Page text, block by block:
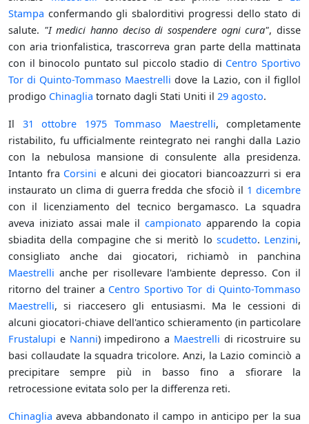
Stampa confermando gli sbalorditivi progressi dello stato di
salute. "I medici hanno deciso di sospendere ogni cura", disse
con aria trionfalistica, trascorreva gran parte della mattinata
con il binocolo puntato sul piccolo stadio di Centro Sportivo
Tor di Quinto-Tommaso Maestrelli dove la Lazio, con il figllol
prodigo Chinaglia tornato dagli Stati Uniti il 29 agosto.
Il 31 ottobre 1975 Tommaso Maestrelli, completamente
ristabilito, fu ufficialmente reintegrato nei ranghi dalla Lazio
con la nebulosa mansione di consulente alla presidenza.
Intanto fra Corsini e alcuni dei giocatori biancoazzurri si era
instaurato un clima di guerra fredda che sfociò il 1 dicembre
con il licenziamento del tecnico bergamasco. La squadra
aveva iniziato assai male il campionato apparendo la copia
sbiadita della compagine che si meritò lo scudetto. Lenzini,
consigliato anche dai giocatori, richiamò in panchina
Maestrelli anche per risollevare l'ambiente depresso. Con il
ritorno del trainer a Centro Sportivo Tor di Quinto-Tommaso
Maestrelli, si riaccesero gli entusiasmi. Ma le cessioni di
alcuni giocatori-chiave dell'antico schieramento (in particolare
Frustalupi e Nanni) impedirono a Maestrelli di ricostruire su
basi collaudate la squadra tricolore. Anzi, la Lazio cominciò a
precipitare sempre più in basso fino a sfiorare la
retrocessione evitata solo per la differenza reti.
Chinaglia aveva abbandonato il campo in anticipo per la sua